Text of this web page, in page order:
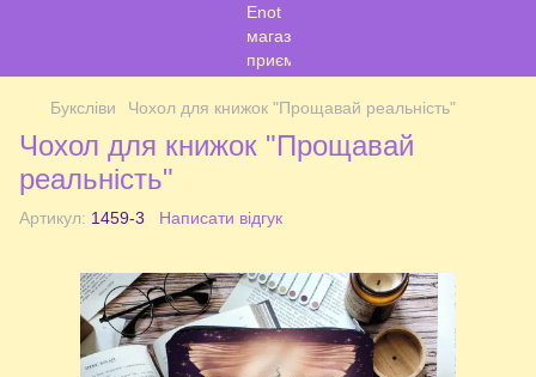
Буксліви Чохол для книжок "Прощавай реальність"
Чохол для книжок "Прощавай
реальність"
Артикул: 1459-3 Написати відгук